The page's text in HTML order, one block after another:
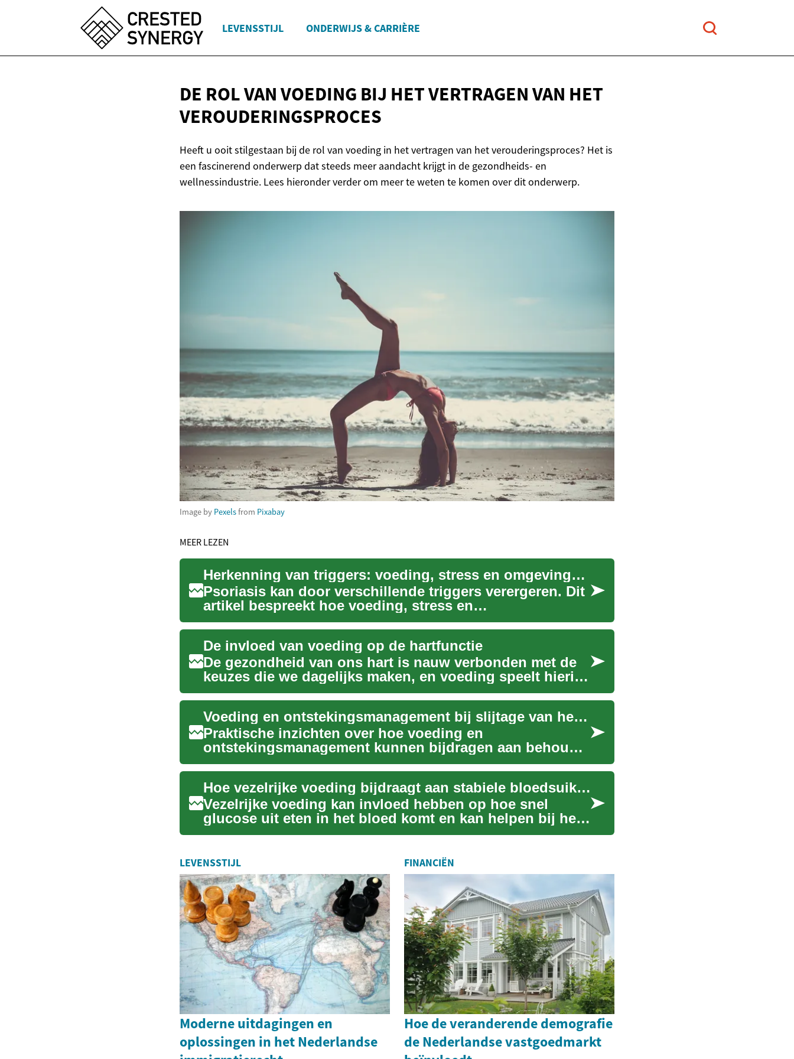
LEVENSSTIJL ONDERWIJS & CARRIÈRE
DE ROL VAN VOEDING BIJ HET VERTRAGEN VAN HET
VEROUDERINGSPROCES
Heeft u ooit stilgestaan bij de rol van voeding in het vertragen van het verouderingsproces? Het is
een fascinerend onderwerp dat steeds meer aandacht krijgt in de gezondheids- en
wellnessindustrie. Lees hieronder verder om meer te weten te komen over dit onderwerp.
Image by Pexelsfrom Pixabay
MEER LEZEN
Herkenning van triggers: voeding, stress en omgevingsfactoren
Psoriasis kan door verschillende triggers verergeren. Dit
artikel bespreekt hoe voeding, stress en
omgevingsfactoren ...
De invloed van voeding op de hartfunctie
De gezondheid van ons hart is nauw verbonden met de
keuzes die we dagelijks maken, en voeding speelt hierin
een cruci...
Voeding en ontstekingsmanagement bij slijtage van het kniegewricht
Praktische inzichten over hoe voeding en
ontstekingsmanagement kunnen bijdragen aan behoud
van gewrichtsfunctie en ve...
Hoe vezelrijke voeding bijdraagt aan stabiele bloedsuikerwaarden
Vezelrijke voeding kan invloed hebben op hoe snel
glucose uit eten in het bloed komt en kan helpen bij het
stabiliser...
LEVENSSTIJL
Moderne uitdagingen en
oplossingen in het Nederlandse
FINANCIËN
Hoe de veranderende demografie
de Nederlandse vastgoedmarkt